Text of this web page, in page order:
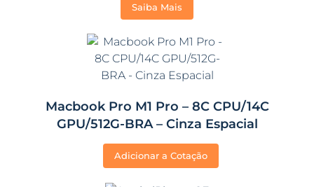
Saiba Mais
Macbook Pro M1 Pro – 8C CPU/14C
GPU/512G-BRA – Cinza Espacial
Adicionar a Cotação